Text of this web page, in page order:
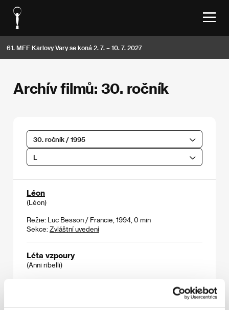
61. MFF Karlovy Vary se koná 2. 7. – 10. 7. 2027
Archív filmů: 30. ročník
30. ročník / 1995
L
Léon
(Léon)
Režie: Luc Besson / Francie, 1994, 0 min
Sekce: Zvláštní uvedení
Léta vzpoury
(Anni ribelli)